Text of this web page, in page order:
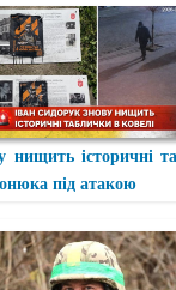
нищить історичні
під атакою